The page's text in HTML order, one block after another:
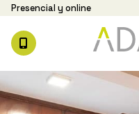
Presencial y online